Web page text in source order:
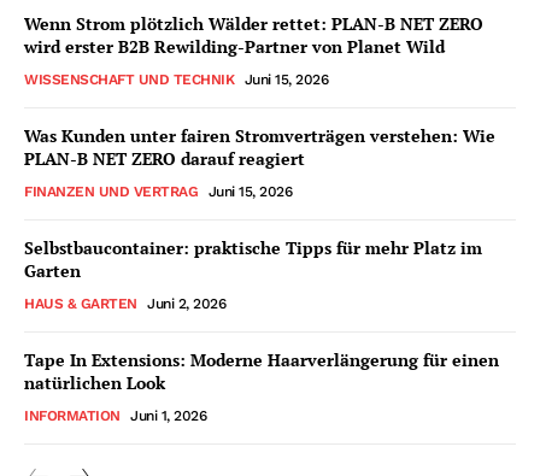
Wenn Strom plötzlich Wälder rettet: PLAN-B NET ZERO
wird erster B2B Rewilding-Partner von Planet Wild
WISSENSCHAFT UND TECHNIK Juni 15, 2026
Was Kunden unter fairen Stromverträgen verstehen: Wie
PLAN-B NET ZERO darauf reagiert
FINANZEN UND VERTRAG Juni 15, 2026
Selbstbaucontainer: praktische Tipps für mehr Platz im
Garten
HAUS & GARTEN Juni 2, 2026
Tape In Extensions: Moderne Haarverlängerung für einen
natürlichen Look
INFORMATION Juni 1, 2026